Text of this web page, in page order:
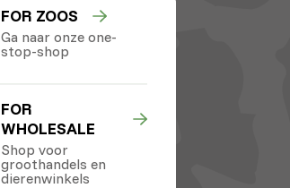
FOR ZOOS
Ga naar onze one-
stop-shop
FOR
WHOLESALE
Shop voor
groothandels en
dierenwinkels